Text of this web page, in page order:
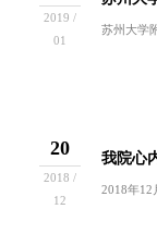
2019 /
01
20
2018 /
12